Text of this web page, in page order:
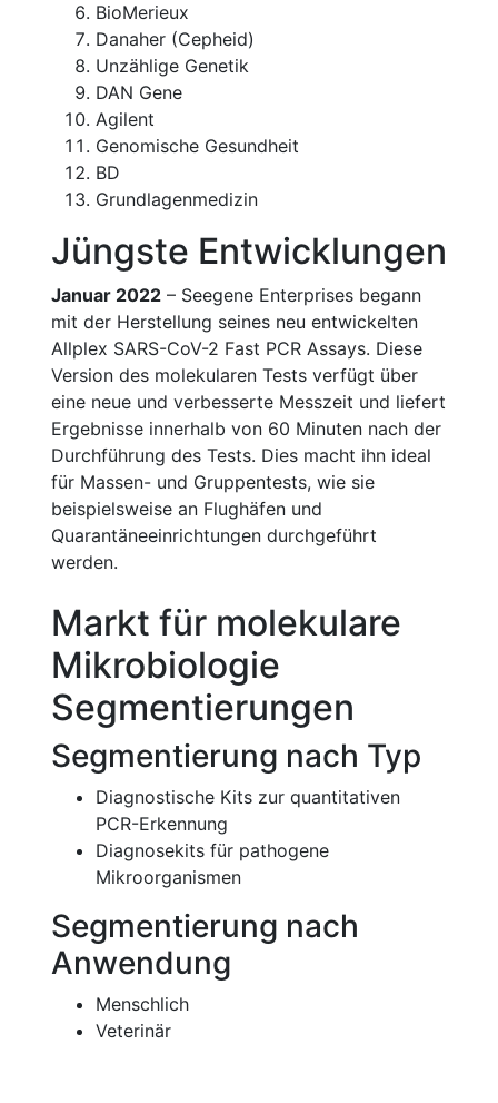
BioMerieux
Danaher (Cepheid)
Unzählige Genetik
DAN Gene
Agilent
Genomische Gesundheit
BD
Grundlagenmedizin
Jüngste Entwicklungen
Januar 2022 – Seegene Enterprises begann
mit der Herstellung seines neu entwickelten
Allplex SARS-CoV-2 Fast PCR Assays. Diese
Version des molekularen Tests verfügt über
eine neue und verbesserte Messzeit und liefert
Ergebnisse innerhalb von 60 Minuten nach der
Durchführung des Tests. Dies macht ihn ideal
für Massen- und Gruppentests, wie sie
beispielsweise an Flughäfen und
Quarantäneeinrichtungen durchgeführt
werden.
Markt für molekulare
Mikrobiologie
Segmentierungen
Segmentierung nach Typ
Diagnostische Kits zur quantitativen
PCR-Erkennung
Diagnosekits für pathogene
Mikroorganismen
Segmentierung nach
Anwendung
Menschlich
Veterinär